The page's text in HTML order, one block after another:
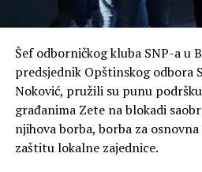
Šef odborničkog kluba SNP-a u
predsjednik Opštinskog odbora
Noković, pružili su punu
građanima Zete na blokadi
njihova borba, borba za
zaštitu lokalne zajednice.